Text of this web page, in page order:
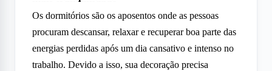
Os dormitórios são os aposentos onde as pessoas
procuram descansar, relaxar e recuperar boa parte das
energias perdidas após um dia cansativo e intenso no
trabalho. Devido a isso, sua decoração precisa